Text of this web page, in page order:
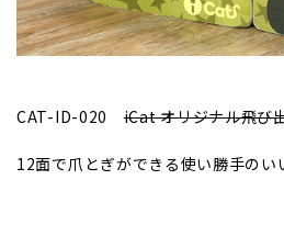
CAT-ID-020iCat オリジナル飛び
12面で爪とぎができる使い勝手のい